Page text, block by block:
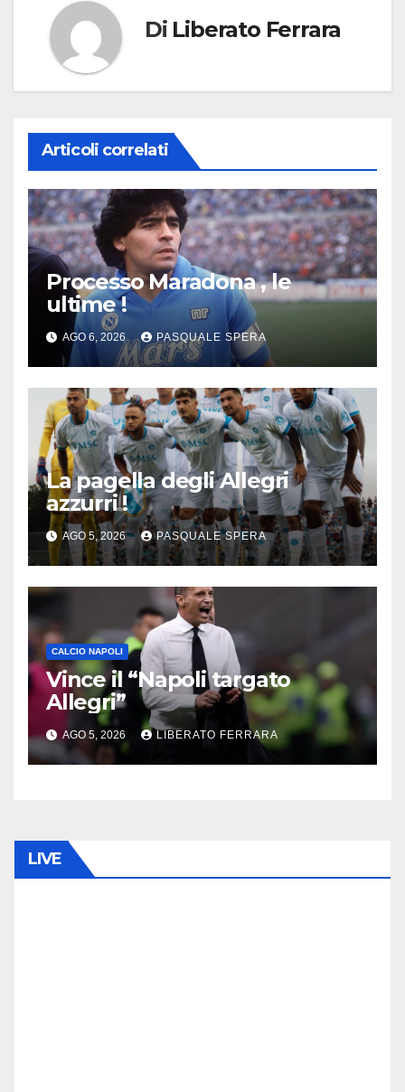
Di Liberato Ferrara
Articoli correlati
Processo Maradona , le
ultime !
AGO 6, 2026 PASQUALE SPERA
La pagella degli Allegri
azzurri !
AGO 5, 2026 PASQUALE SPERA
CALCIO NAPOLI
Vince il “Napoli targato
Allegri”
AGO 5, 2026 LIBERATO FERRARA
LIVE